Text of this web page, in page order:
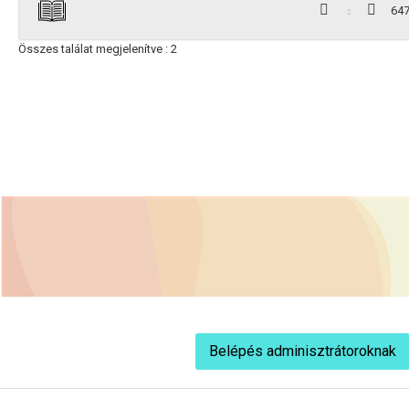
647
Összes találat megjelenítve : 2
Belépés adminisztrátoroknak